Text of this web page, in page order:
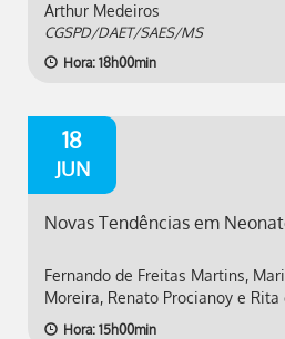
Arthur Medeiros
CGSPD/DAET/SAES/MS
Hora: 18h00min
18
JUN
Novas Tendências em
Fernando de Freitas Martins,
Moreira, Renato Procianoy e
Hora: 15h00min